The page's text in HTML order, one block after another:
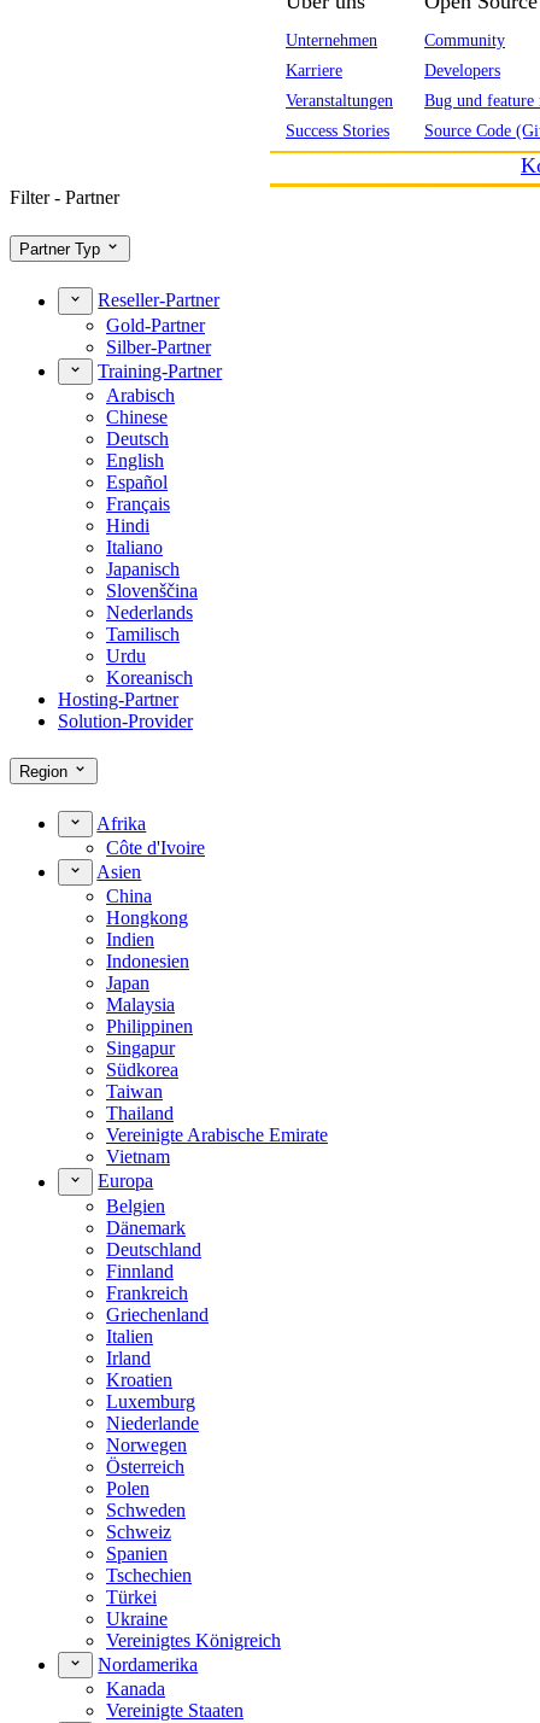
Unternehmen
Karriere
Veranstaltungen
Success Stories
Community
Developers
Bug und feature
Source Code
Filter - Partner
Partner Typ
Reseller-Partner
Gold-Partner
Silber-Partner
Training-Partner
Arabisch
Chinese
Deutsch
English
Español
Français
Hindi
Italiano
Japanisch
Slovenščina
Nederlands
Tamilisch
Urdu
Koreanisch
Hosting-Partner
Solution-Provider
Region
Afrika
Côte d'Ivoire
Asien
China
Hongkong
Indien
Indonesien
Japan
Malaysia
Philippinen
Singapur
Südkorea
Taiwan
Thailand
Vereinigte Arabische Emirate
Vietnam
Europa
Belgien
Dänemark
Deutschland
Finnland
Frankreich
Griechenland
Italien
Irland
Kroatien
Luxemburg
Niederlande
Norwegen
Österreich
Polen
Schweden
Schweiz
Spanien
Tschechien
Türkei
Ukraine
Vereinigtes Königreich
Nordamerika
Kanada
Vereinigte Staaten